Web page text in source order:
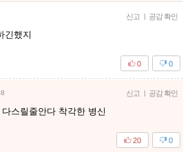
신고 | 공감 확인
긴했지
0
0
신고 | 공감 확인
스릴줄안다 착각한 병신
0
20